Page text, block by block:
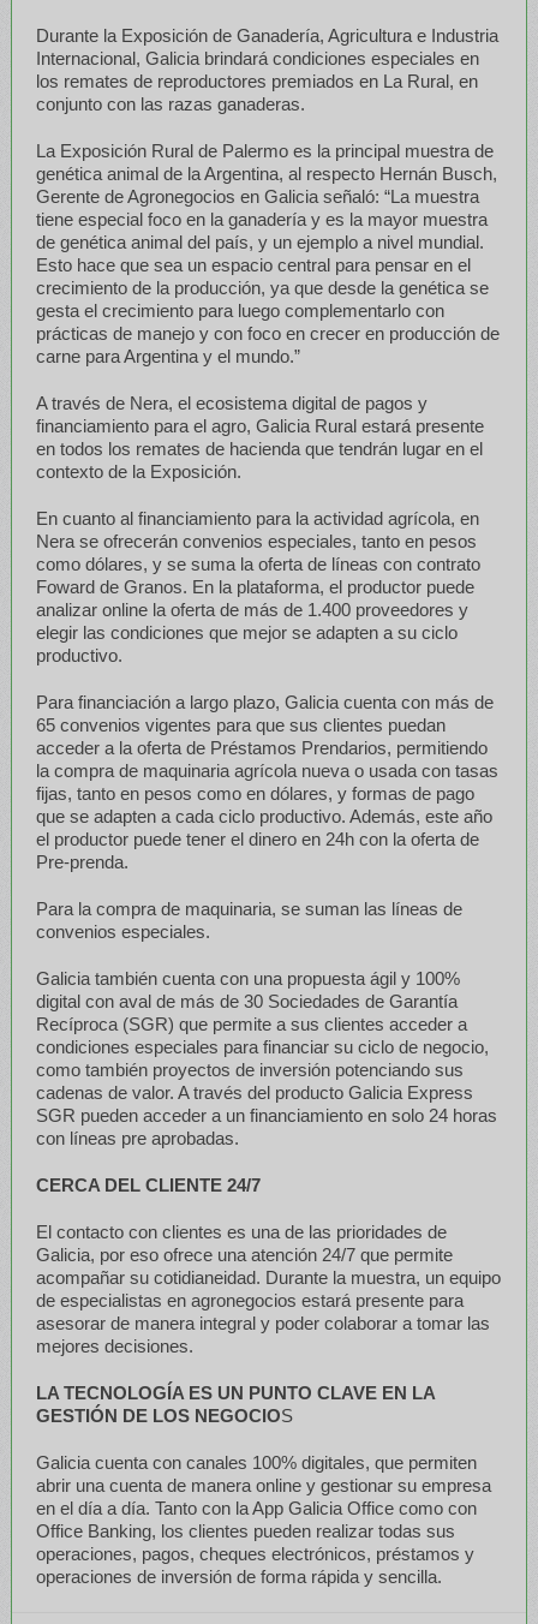
Durante la Exposición de Ganadería, Agricultura e Industria
Internacional, Galicia brindará condiciones especiales en
los remates de reproductores premiados en La Rural, en
conjunto con las razas ganaderas.
La Exposición Rural de Palermo es la principal muestra de
genética animal de la Argentina, al respecto Hernán Busch,
Gerente de Agronegocios en Galicia señaló: “La muestra
tiene especial foco en la ganadería y es la mayor muestra
de genética animal del país, y un ejemplo a nivel mundial.
Esto hace que sea un espacio central para pensar en el
crecimiento de la producción, ya que desde la genética se
gesta el crecimiento para luego complementarlo con
prácticas de manejo y con foco en crecer en producción de
carne para Argentina y el mundo.”
A través de Nera, el ecosistema digital de pagos y
financiamiento para el agro, Galicia Rural estará presente
en todos los remates de hacienda que tendrán lugar en el
contexto de la Exposición.
En cuanto al financiamiento para la actividad agrícola, en
Nera se ofrecerán convenios especiales, tanto en pesos
como dólares, y se suma la oferta de líneas con contrato
Foward de Granos. En la plataforma, el productor puede
analizar online la oferta de más de 1.400 proveedores y
elegir las condiciones que mejor se adapten a su ciclo
productivo.
Para financiación a largo plazo, Galicia cuenta con más de
65 convenios vigentes para que sus clientes puedan
acceder a la oferta de Préstamos Prendarios, permitiendo
la compra de maquinaria agrícola nueva o usada con tasas
fijas, tanto en pesos como en dólares, y formas de pago
que se adapten a cada ciclo productivo. Además, este año
el productor puede tener el dinero en 24h con la oferta de
Pre-prenda.
Para la compra de maquinaria, se suman las líneas de
convenios especiales.
Galicia también cuenta con una propuesta ágil y 100%
digital con aval de más de 30 Sociedades de Garantía
Recíproca (SGR) que permite a sus clientes acceder a
condiciones especiales para financiar su ciclo de negocio,
como también proyectos de inversión potenciando sus
cadenas de valor. A través del producto Galicia Express
SGR pueden acceder a un financiamiento en solo 24 horas
con líneas pre aprobadas.
CERCA DEL CLIENTE 24/7
El contacto con clientes es una de las prioridades de
Galicia, por eso ofrece una atención 24/7 que permite
acompañar su cotidianeidad. Durante la muestra, un equipo
de especialistas en agronegocios estará presente para
asesorar de manera integral y poder colaborar a tomar las
mejores decisiones.
LA TECNOLOGÍA ES UN PUNTO CLAVE EN LA
GESTIÓN DE LOS NEGOCIOS
Galicia cuenta con canales 100% digitales, que permiten
abrir una cuenta de manera online y gestionar su empresa
en el día a día. Tanto con la App Galicia Office como con
Office Banking, los clientes pueden realizar todas sus
operaciones, pagos, cheques electrónicos, préstamos y
operaciones de inversión de forma rápida y sencilla.